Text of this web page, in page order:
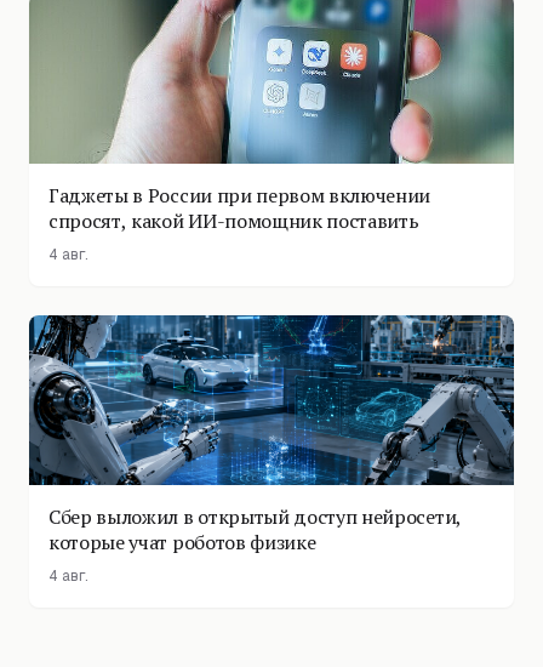
Гаджеты в России при первом включении
спросят, какой ИИ-помощник поставить
4 авг.
Сбер выложил в открытый доступ нейросети,
которые учат роботов физике
4 авг.